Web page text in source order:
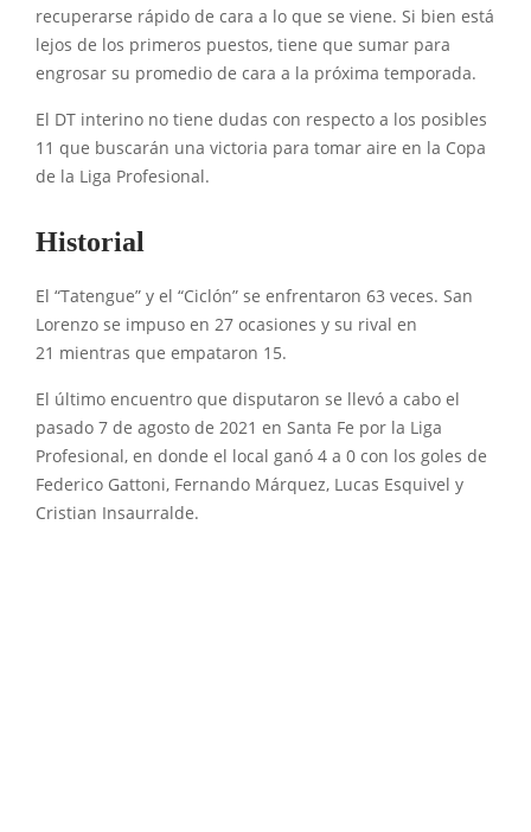
recuperarse rápido de cara a lo que se viene. Si bien está
lejos de los primeros puestos, tiene que sumar para
engrosar su promedio de cara a la próxima temporada.
El DT interino no tiene dudas con respecto a los posibles
11 que buscarán una victoria para tomar aire en la Copa
de la Liga Profesional.
Historial
El “Tatengue” y el “Ciclón” se enfrentaron 63 veces. San
Lorenzo se impuso en 27 ocasiones y su rival en
21 mientras que empataron 15.
El último encuentro que disputaron se llevó a cabo el
pasado 7 de agosto de 2021 en Santa Fe por la Liga
Profesional, en donde el local ganó 4 a 0 con los goles de
Federico Gattoni, Fernando Márquez, Lucas Esquivel y
Cristian Insaurralde.